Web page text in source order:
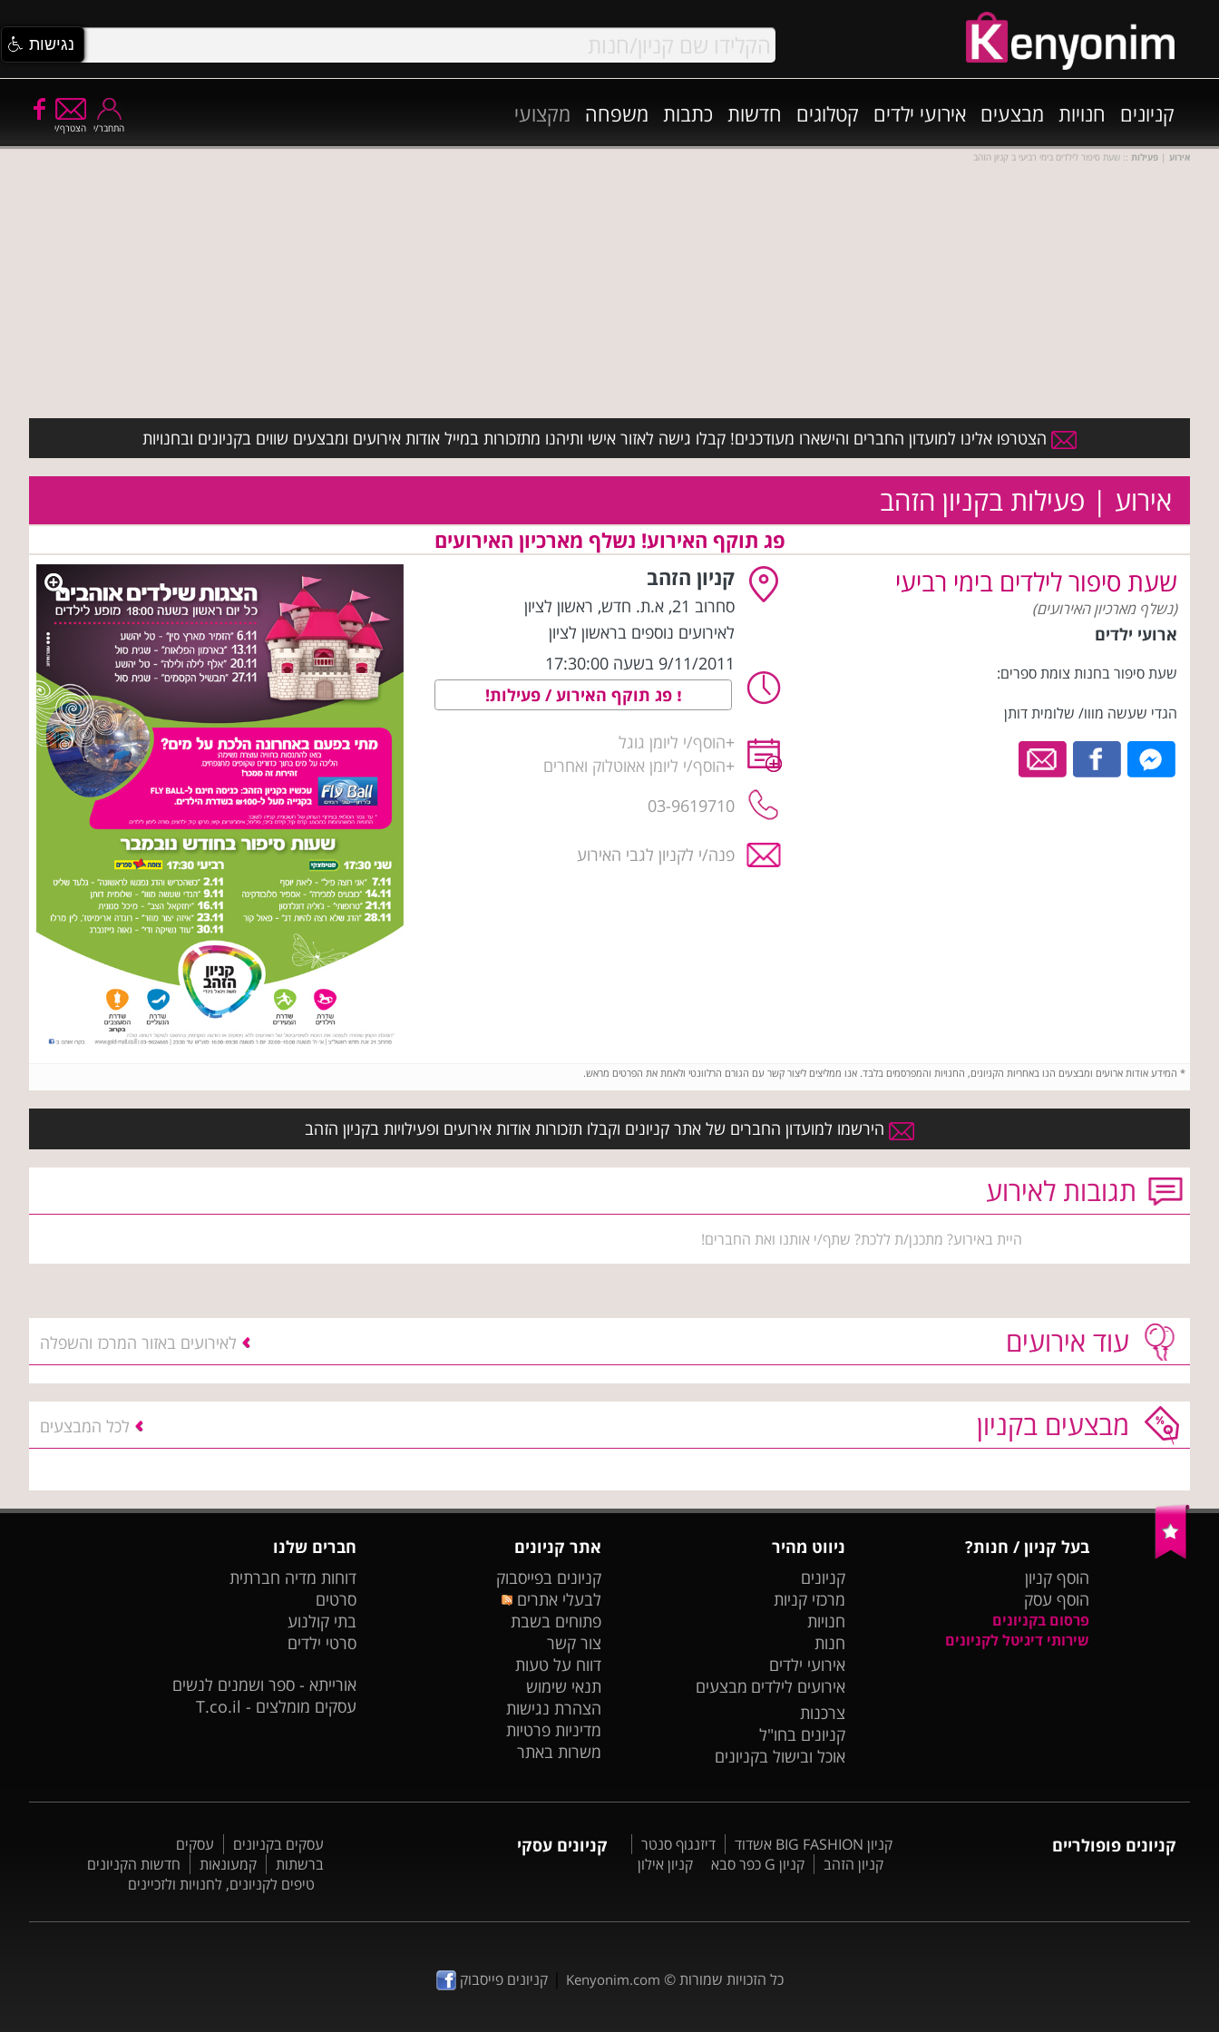
קניונים חנויות מבצעים אירועי ילדים קטלוגים חדשות כתבות משפחה מקצועי
הצטרף/י התחבר/י
אירוע | פעילות :: שעת סיפור לילדים בימי רביעי ב קניון הזהב
הצטרפו אלינו למועדון החברים והישארו מעודכנים! קבלו גישה לאזור אישי ותיהנו מתזכורות במייל אודות אירועים ומבצעים שווים בקניונים ובחנויות
אירוע | פעילות בקניון הזהב
פג תוקף האירוע! נשלף מארכיון האירועים
שעת סיפור לילדים בימי רביעי
(נשלף מארכיון האירועים)
ארועי ילדים
שעת סיפור בחנות צומת ספרים:
הגדי שעשה מווו/ שלומית דותן
קניון הזהב
סחרוב 21, א.ת. חדש , ראשון לציון
לאירועים נוספים בראשון לציון
9/11/2011 בשעה 17:30:00
פג תוקף האירוע / פעילות!
+הוסף/י ליומן גוגל
+הוסף/י ליומן אאוטלוק ואחרים
03-9619710
פנה/י לקניון לגבי האירוע
* המידע אודות ארועים ומבצעים הנו באחריות הקניונים, החנויות והמפרסמים בלבד. אנו ממליצים ליצור קשר עם הגורם הרלוונטי ולאמת את הפרטים מראש.
הירשמו למועדון החברים של אתר קניונים וקבלו תזכורות אודות אירועים ופעילויות בקניון הזהב
תגובות לאירוע
היית באירוע? מתכנן/ת ללכת? שתף/י אותנו ואת החברים!
עוד אירועים לאירועים באזור המרכז והשפלה
מבצעים בקניון לכל המבצעים
בעל קניון / חנות?
הוסף קניון
הוסף עסק
פרסום בקניונים
שירותי דיגיטל לקניונים
ניווט מהיר
קניונים
מרכזי קניות
חנויות
חנות
אירועי ילדים
אירועים לילדים מבצעים
צרכנות
קניונים בחו"ל
אוכל ובישול בקניונים
אתר קניונים
קניונים בפייסבוק
לבעלי אתרים
פתוחים בשבת
צור קשר
דווח על טעות
תנאי שימוש
הצהרת נגישות
מדיניות פרטיות
משרות באתר
חברים שלנו
דוחות מדיה חברתית
סרטים
בתי קולנוע
סרטי ילדים
אורייתא - ספר ושמנים לנשים
עסקים מומלצים - T.co.il
קניונים פופולריים קניון BIG FASHION אשדוד
דיזנגוף סנטר
קניון הזהב
קניון G כפר סבא קניון אילון
קניונים עסקי עסקים בקניונים
עסקים
ברשתות
קמעונאות
חדשות הקניונים
טיפים לקניונים, לחנויות ולזכיינים
כל הזכויות שמורות © Kenyonim.com
|קניונים פייסבוק
נגישות